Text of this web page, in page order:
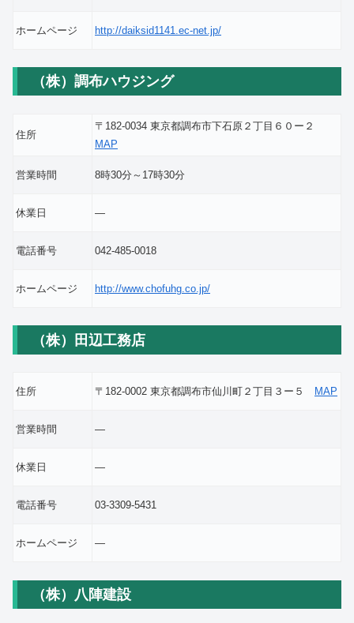
ホームページ http://daiksid1141.ec-net.jp/
（株）調布ハウジング
住所
〒182-0034 東京都調布市下石原２丁目６０ー２
MAP
営業時間 8時30分～17時30分
休業日 ―
電話番号 042-485-0018
ホームページ http://www.chofuhg.co.jp/
（株）田辺工務店
住所 〒182-0002 東京都調布市仙川町２丁目３ー５ MAP
営業時間 ―
休業日 ―
電話番号 03-3309-5431
ホームページ ―
（株）八陣建設